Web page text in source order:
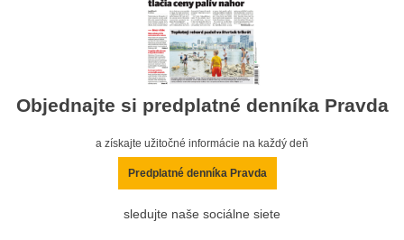
Objednajte si predplatné denníka Pravda
a získajte užitočné informácie na každý deň
Predplatné denníka Pravda
sledujte naše sociálne siete